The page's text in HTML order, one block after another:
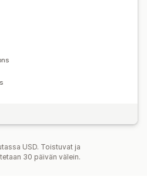
USD. Toistuvat ja
30 päivän välein.